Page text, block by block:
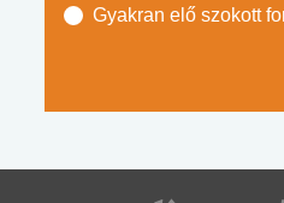
Gyakran elő szokott